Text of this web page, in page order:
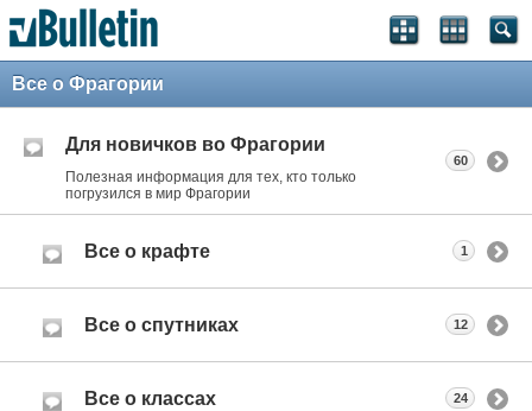
Все о Фрагории
Для новичков во Фрагории
Полезная информация для тех, кто только
погрузился в мир Фрагории
60
Все о крафте 1
Все о спутниках 12
Все о классах 24